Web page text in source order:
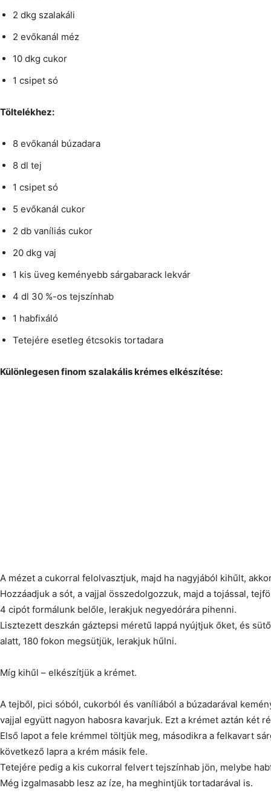
2 dkg szalakáli
2 evőkanál méz
10 dkg cukor
1 csipet só
Töltelékhez:
8 evőkanál búzadara
8 dl tej
1 csipet só
5 evőkanál cukor
2 db vaníliás cukor
20 dkg vaj
1 kis üveg keményebb sárgabarack lekvár
4 dl 30 %-os tejszínhab
1 habfixáló
Tetejére esetleg étcsokis tortadara
Különlegesen finom szalakális krémes elkészítése:
A mézet a cukorral felolvasztjuk, majd ha nagyjából kihűlt,
Hozzáadjuk a sót, a vajjal összedolgozzuk, majd a tojással,
4 cipót formálunk belőle, lerakjuk negyedórára pihenni.
Lisztezett deszkán gáztepsi méretű lappá nyújtjuk őket, és
alatt, 180 fokon megsütjük, lerakjuk hűlni.
Míg kihűl – elkészítjük a krémet.
A tejből, pici sóból, cukorból és vaníliából a búzadarával
vajjal együtt nagyon habosra kavarjuk. Ezt a krémet aztán két
Első lapot a fele krémmel töltjük meg, másodikra a felkavart
következő lapra a krém másik fele.
Tetejére pedig a kis cukorral felvert tejszínhab jön, melybe
Még izgalmasabb lesz az íze, ha meghintjük tortadarával is.